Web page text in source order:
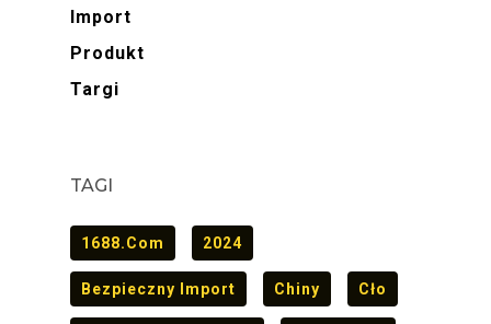
Import
Produkt
Targi
TAGI
1688.com 2024
Bezpieczny Import Chiny Cło